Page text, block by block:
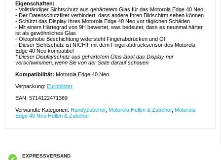
Eigenschaften:
- Vollständiger Sichtschutz aus gehärtetem Glas für das Motorola Edge 40 Neo
- Der Datenschutzfilter verhindert, dass andere Ihren Bildschirm sehen können
- Schützt das Display Ihres Motorola Edge 40 Neo vor täglichen Schäden
- Mit einem Härtegrad von 9H bewertet, was bedeutet, dass es neunmal härter
ist als gewöhnliches Glas
- Oleophobe Beschichtung widersteht Fingerabdrücken und Öl
- Dieser Sichtschutz ist NICHT mit dem Fingerabdrucksensor des Motorola
Edge 40 Neo kompatibel
* Dieser Displayschutz aus gehärtetem Glas lässt das Display nur
verschwimmen, wenn Sie von der Seite darauf schauen
Kompatibilität: Motorola Edge 40 Neo
Verpackung: Euroblister
EAN: 5714122471369
Verwandte Kategorien: Handyzubehör, Motorola Hüllen & Zubehör, Motorola
Edge 40 Neo Hüllen & Zubehör
EXPRESSVERSAND